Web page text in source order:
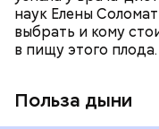
наук Елены
выбрать и кому
в пищу этого плода.
Польза дыни